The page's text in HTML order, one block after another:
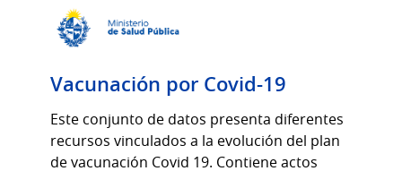
Vacunación por Covid-19
Este conjunto de datos presenta diferentes
recursos vinculados a la evolución del plan
de vacunación Covid 19. Contiene actos